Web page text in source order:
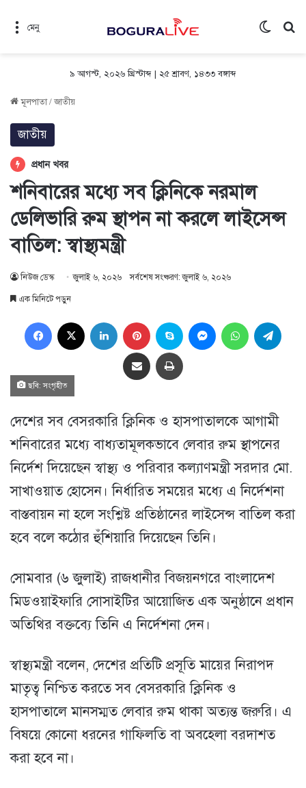
মেনু
৯ আগস্ট, ২০২৬ খ্রিস্টাব্দ | ২৫ শ্রাবণ, ১৪৩৩ বঙ্গাব্দ
মূলপাতা/জাতীয়
জাতীয়
প্রধান খবর
শনিবারের মধ্যে সব ক্লিনিকে নরমাল
ডেলিভারি রুম স্থাপন না করলে লাইসেন্স
বাতিল: স্বাস্থ্যমন্ত্রী
নিউজ ডেস্ক জুলাই ৬, ২০২৬ সর্বশেষ সংষ্করণ: জুলাই ৬, ২০২৬
এক মিনিটে পড়ুন
Facebook LinkedIn Pinterest Skype MessengerWhatsApp
Share via Email প্রিন্ট
ছবি: সংগৃহীত
দেশের সব বেসরকারি ক্লিনিক ও হাসপাতালকে আগামী
শনিবারের মধ্যে বাধ্যতামূলকভাবে লেবার রুম স্থাপনের
নির্দেশ দিয়েছেন স্বাস্থ্য ও পরিবার কল্যাণমন্ত্রী সরদার মো.
সাখাওয়াত হোসেন। নির্ধারিত সময়ের মধ্যে এ নির্দেশনা
বাস্তবায়ন না হলে সংশ্লিষ্ট প্রতিষ্ঠানের লাইসেন্স বাতিল করা
হবে বলে কঠোর হুঁশিয়ারি দিয়েছেন তিনি।
সোমবার (৬ জুলাই) রাজধানীর বিজয়নগরে বাংলাদেশ
মিডওয়াইফারি সোসাইটির আয়োজিত এক অনুষ্ঠানে প্রধান
অতিথির বক্তব্যে তিনি এ নির্দেশনা দেন।
স্বাস্থ্যমন্ত্রী বলেন, দেশের প্রতিটি প্রসূতি মায়ের নিরাপদ
মাতৃত্ব নিশ্চিত করতে সব বেসরকারি ক্লিনিক ও
হাসপাতালে মানসম্মত লেবার রুম থাকা অত্যন্ত জরুরি। এ
বিষয়ে কোনো ধরনের গাফিলতি বা অবহেলা বরদাশত
করা হবে না।